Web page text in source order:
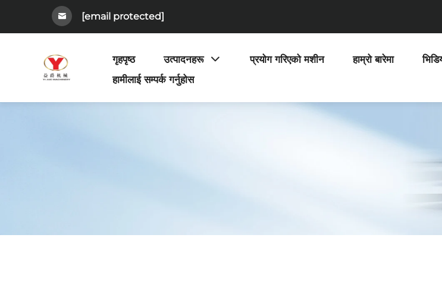
[email protected]
गृहपृष्ठ उत्पादनहरू प्रयोग गरिएको मशीन हाम्रो बारेमा
हामीलाई सम्पर्क गर्नुहोस